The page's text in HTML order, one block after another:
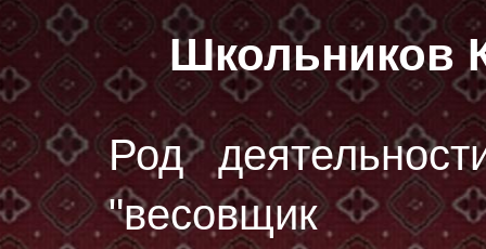
Школьников
Род
"весовщик